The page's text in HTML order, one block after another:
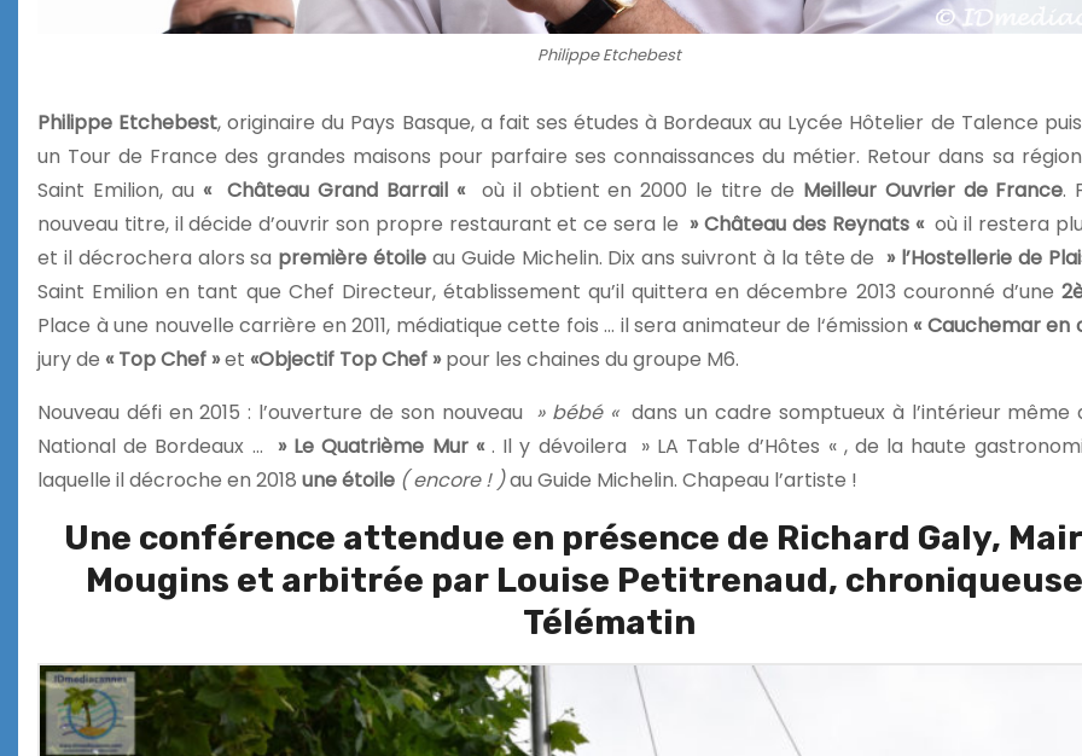
Philippe Etchebest
Philippe Etchebest, originaire du Pays Basque, a fait ses études à Bordeaux au Lycée Hôtelier de Talence
un Tour de France des grandes maisons pour parfaire ses connaissances du métier. Retour dans sa
Saint Emilion, au « Château Grand Barrail « où il obtient en 2000 le titre de Meilleur Ouvrier de France.
nouveau titre, il décide d’ouvrir son propre restaurant et ce sera le » Château des Reynats « où il restera
et il décrochera alors sa première étoile au Guide Michelin. Dix ans suivront à la tête de » l’Hostellerie de
Saint Emilion en tant que Chef Directeur, établissement qu’il quittera en décembre 2013 couronné d’une
Place à une nouvelle carrière en 2011, médiatique cette fois … il sera animateur de l‘émission« Cauchemar en
jury de « Top Chef »et «Objectif Top Chef »pour les chaines du groupe M6.
Nouveau défi en 2015 : l’ouverture de son nouveau » bébé « dans un cadre somptueux à l’intérieur même
National de Bordeaux … » Le Quatrième Mur « . Il y dévoilera » LA Table d’Hôtes « , de la haute
laquelle il décroche en 2018 une étoile ( encore ! )au Guide Michelin. Chapeau l’artiste !
Une conférence attendue en présence de Richard Galy,
Mougins et arbitrée par Louise Petitrenaud,
Télématin